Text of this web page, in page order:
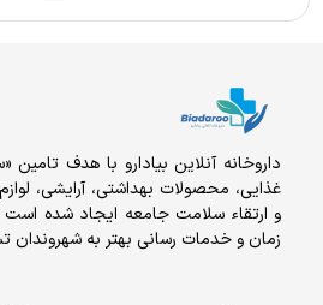
داروخانه آنلاين بيادارو با هدف
غذايى، محصولات بهداشتى، آرايشى،
و ارتقاء سلامت جامعه ایجاد شده
زمان و خدمات رسانی بهتر به شهروندان